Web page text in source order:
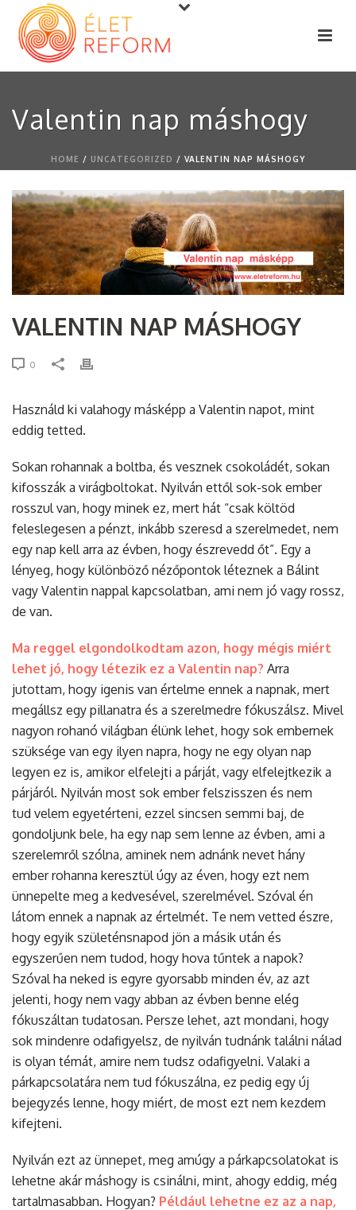
Valentin nap máshogy
HOME / UNCATEGORIZED / VALENTIN NAP MÁSHOGY
VALENTIN NAP MÁSHOGY
0
Használd ki valahogy másképp a Valentin napot, mint
eddig tetted.
Sokan rohannak a boltba, és vesznek csokoládét, sokan
kifosszák a virágboltokat. Nyilván ettől sok-sok ember
rosszul van, hogy minek ez, mert hát “csak költöd
feleslegesen a pénzt, inkább szeresd a szerelmedet, nem
egy nap kell arra az évben, hogy észrevedd őt”. Egy a
lényeg, hogy különböző nézőpontok léteznek a Bálint
vagy Valentin nappal kapcsolatban, ami nem jó vagy rossz,
de van.
Ma reggel elgondolkodtam azon, hogy mégis miért
lehet jó, hogy létezik ez a Valentin nap? Arra
jutottam, hogy igenis van értelme ennek a napnak, mert
megállsz egy pillanatra és a szerelmedre fókuszálsz. Mivel
nagyon rohanó világban élünk lehet, hogy sok embernek
szüksége van egy ilyen napra, hogy ne egy olyan nap
legyen ez is, amikor elfelejti a párját, vagy elfelejtkezik a
párjáról. Nyilván most sok ember felszisszen és nem
tud velem egyetérteni, ezzel sincsen semmi baj, de
gondoljunk bele, ha egy nap sem lenne az évben, ami a
szerelemről szólna, aminek nem adnánk nevet hány
ember rohanna keresztül úgy az éven, hogy ezt nem
ünnepelte meg a kedvesével, szerelmével. Szóval én
látom ennek a napnak az értelmét. Te nem vetted észre,
hogy egyik születénsnapod jön a másik után és
egyszerűen nem tudod, hogy hova tűntek a napok?
Szóval ha neked is egyre gyorsabb minden év, az azt
jelenti, hogy nem vagy abban az évben benne elég
fókuszáltan tudatosan. Persze lehet, azt mondani, hogy
sok mindenre odafigyelsz, de nyilván tudnánk találni nálad
is olyan témát, amire nem tudsz odafigyelni. Valaki a
párkapcsolatára nem tud fókuszálna, ez pedig egy új
bejegyzés lenne, hogy miért, de most ezt nem kezdem
kifejteni.
Nyilván ezt az ünnepet, meg amúgy a párkapcsolatokat is
lehetne akár máshogy is csinálni, mint, ahogy eddig, még
tartalmasabban. Hogyan? Például lehetne ez az a nap,